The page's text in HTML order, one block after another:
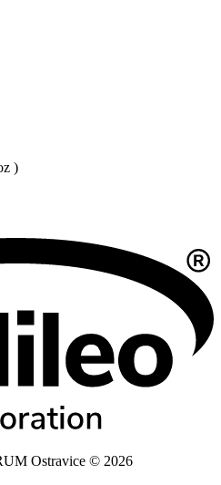
)
Ostravice © 2026